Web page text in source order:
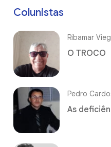
Colunistas
Ribamar
O TROCO
Pedro
As